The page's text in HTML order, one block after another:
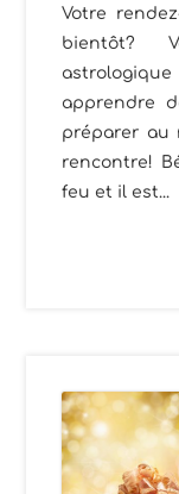
Votre
bientôt?
apprendre
préparer au
rencontre!
feu et il est...